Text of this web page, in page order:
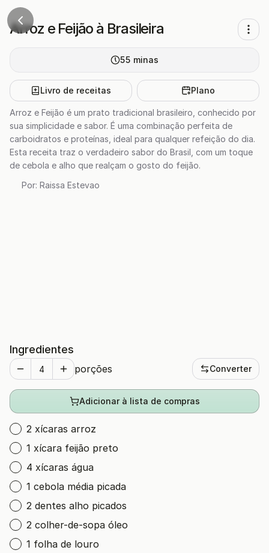
Arroz e Feijão à Brasileira
55 minas
Livro de receitas Plano
Arroz e Feijão é um prato tradicional brasileiro, conhecido por
sua simplicidade e sabor. É uma combinação perfeita de
carboidratos e proteínas, ideal para qualquer refeição do dia.
Esta receita traz o verdadeiro sabor do Brasil, com um toque
de cebola e alho que realçam o gosto do feijão.
Por: Raissa Estevao
Ingredientes
porções Converter
Adicionar à lista de compras
2 xícaras arroz
1 xícara feijão preto
4 xícaras água
1 cebola média picada
2 dentes alho picados
2 colher-de-sopa óleo
1 folha de louro